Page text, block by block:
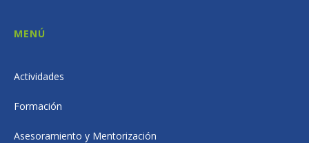
MENÚ
Actividades
Formación
Asesoramiento y Mentorización